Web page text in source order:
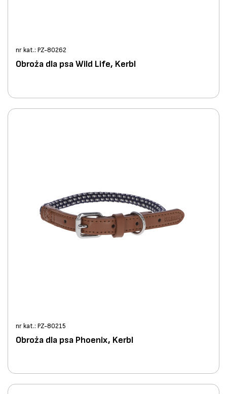
nr kat.: PZ-80262
Obroża dla psa Wild Life, Kerbl
nr kat.: PZ-80215
Obroża dla psa Phoenix, Kerbl